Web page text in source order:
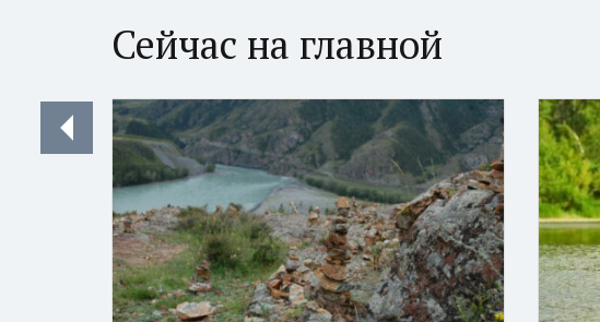
Сейчас на главной